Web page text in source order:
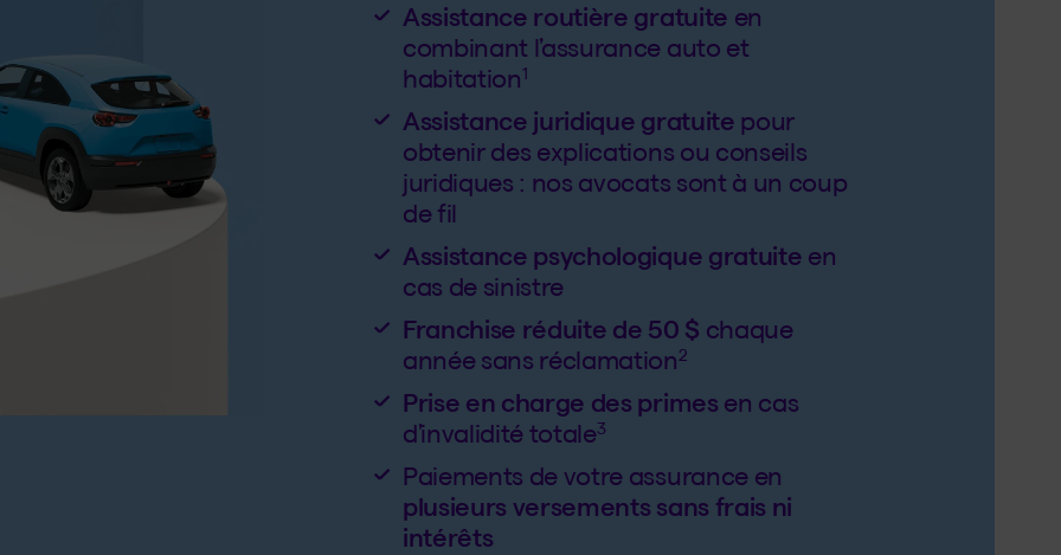
Assistance routière gratuite en
combinant l’assurance auto et
habitation1
Assistance juridique gratuite pour
obtenir des explications ou conseils
juridiques : nos avocats sont à un coup
de fil
Assistance psychologique gratuite en
cas de sinistre
Franchise réduite de 50 $ chaque
année sans réclamation2
Prise en charge des primes en cas
d’invalidité totale3
Paiements de votre assurance en
plusieurs versements sans frais ni
intérêts